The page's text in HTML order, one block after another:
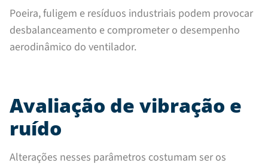
Poeira, fuligem e resíduos industriais podem provocar
desbalanceamento e comprometer o desempenho
aerodinâmico do ventilador.
Avaliação de vibração e
ruído
Alterações nesses parâmetros costumam ser os